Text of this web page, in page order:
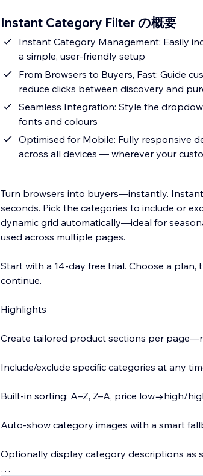
Instant Category Filter の概要
Instant Category Management: Easily
a simple, user-friendly setup
From Browsers to Buyers, Fast: Guide
reduce clicks between discovery and
Seamless Integration: Style the
fonts and colours
Optimised for Mobile: Fully responsive
across all devices — wherever your
Turn browsers into buyers—instantly.
seconds. Pick the categories to include or
dynamic grid automatically—ideal for
used across multiple pages.
Start with a 14-day free trial. Choose a
continue.
Highlights
Create tailored product sections per
Include/exclude specific categories at any
Built-in sorting: A–Z, Z–A, price low→high/
Auto-show category images with a smart
Optionally display category descriptions as